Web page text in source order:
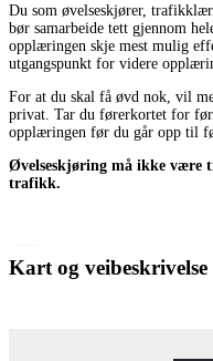
Du som øvelseskjører,
bør samarbeide tett gjennom
opplæringen skje mest mulig
utgangspunkt for videre
For at du skal få øvd nok, vil
privat. Tar du førerkortet for
opplæringen før du går opp til
Øvelseskjøring må ikke være
trafikk.
Kart og veibeskrivelse